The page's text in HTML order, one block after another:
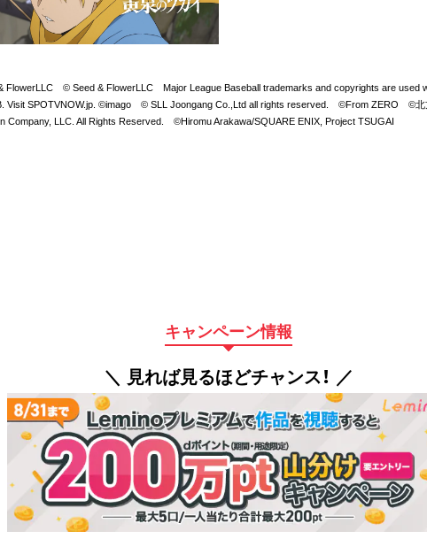
© Seed & FlowerLLC Major League Baseball trademarks and copyrights are used
Visit SPOTVNOW.jp. ©imago © SLL Joongang Co.,Ltd all rights reserved. ©From ZERO
LLC. All Rights Reserved. ©Hiromu Arakawa/SQUARE ENIX, Project TSUGAI
キャンペーン情報
＼ 見れば見るほどチャンス！ ／